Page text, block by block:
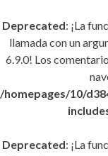
Deprecated: ¡La
llamada con un
6.9.0! Los
/homepages/10/
Deprecated: ¡La